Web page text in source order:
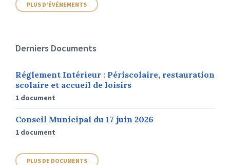
PLUS D'ÉVÉNEMENTS
Derniers Documents
Réglement Intérieur : Périscolaire, restauration
scolaire et accueil de loisirs
1 document
Conseil Municipal du 17 juin 2026
1 document
PLUS DE DOCUMENTS